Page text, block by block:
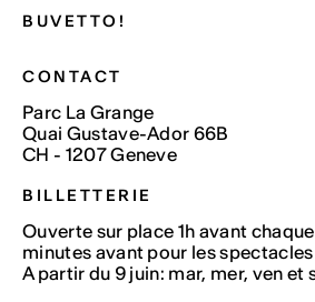
BUVETTO!
CONTACT
Parc La Grange
Quai Gustave-Ador 66B
CH - 1207 Geneve
BILLETTERIE
Ouverte sur place 1h avant
minutes avant pour les
A partir du 9 juin: mar, mer, ven et